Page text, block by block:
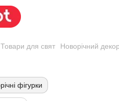
Товари для свят Новорічний
фігурки